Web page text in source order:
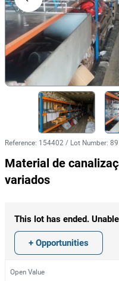
Reference: 154402 / Lot Number: 89
Material de
variados
This lot has ended.
+ Opportunities
Open Value